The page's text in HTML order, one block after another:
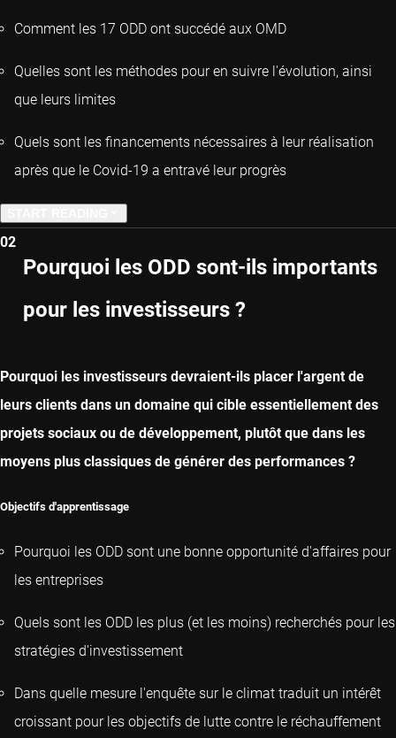
Comment les 17 ODD ont succédé aux OMD
Quelles sont les méthodes pour en suivre l'évolution, ainsi
que leurs limites
Quels sont les financements nécessaires à leur réalisation
après que le Covid-19 a entravé leur progrès
NEXT CHAPTER
02
Pourquoi les ODD sont-ils importants
pour les investisseurs ?
Pourquoi les investisseurs devraient-ils placer l'argent de
leurs clients dans un domaine qui cible essentiellement des
projets sociaux ou de développement, plutôt que dans les
moyens plus classiques de générer des performances ?
Objectifs d'apprentissage
Pourquoi les ODD sont une bonne opportunité d'affaires pour
les entreprises
Quels sont les ODD les plus (et les moins) recherchés pour les
stratégies d'investissement
Dans quelle mesure l'enquête sur le climat traduit un intérêt
croissant pour les objectifs de lutte contre le réchauffement